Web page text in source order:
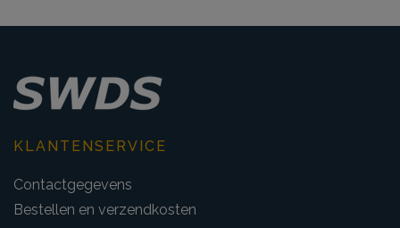
KLANTENSERVICE
Contactgegevens
Bestellen en verzendkosten